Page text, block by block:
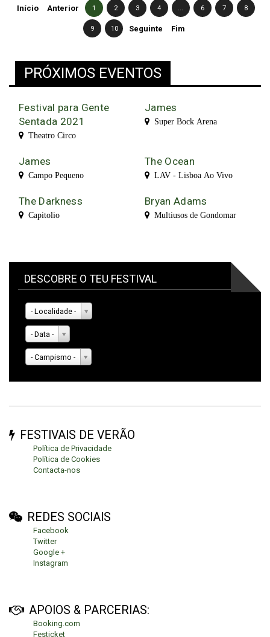
Início Anterior 1 2 3 4 6 7 8
9 10 Seguinte Fim
PRÓXIMOS EVENTOS
Festival para Gente
Sentada 2021
Theatro Circo
James
Super Bock Arena
James
Campo Pequeno
The Ocean
LAV - Lisboa Ao Vivo
The Darkness
Capitolio
Bryan Adams
Multiusos de Gondomar
DESCOBRE O TEU FESTIVAL
- Localidade -
- Data -
- Campismo -
FESTIVAIS DE VERÃO
Política de Privacidade
Política de Cookies
Contacta-nos
REDES SOCIAIS
Facebook
Twitter
Google +
Instagram
APOIOS & PARCERIAS:
Booking.com
Festicket